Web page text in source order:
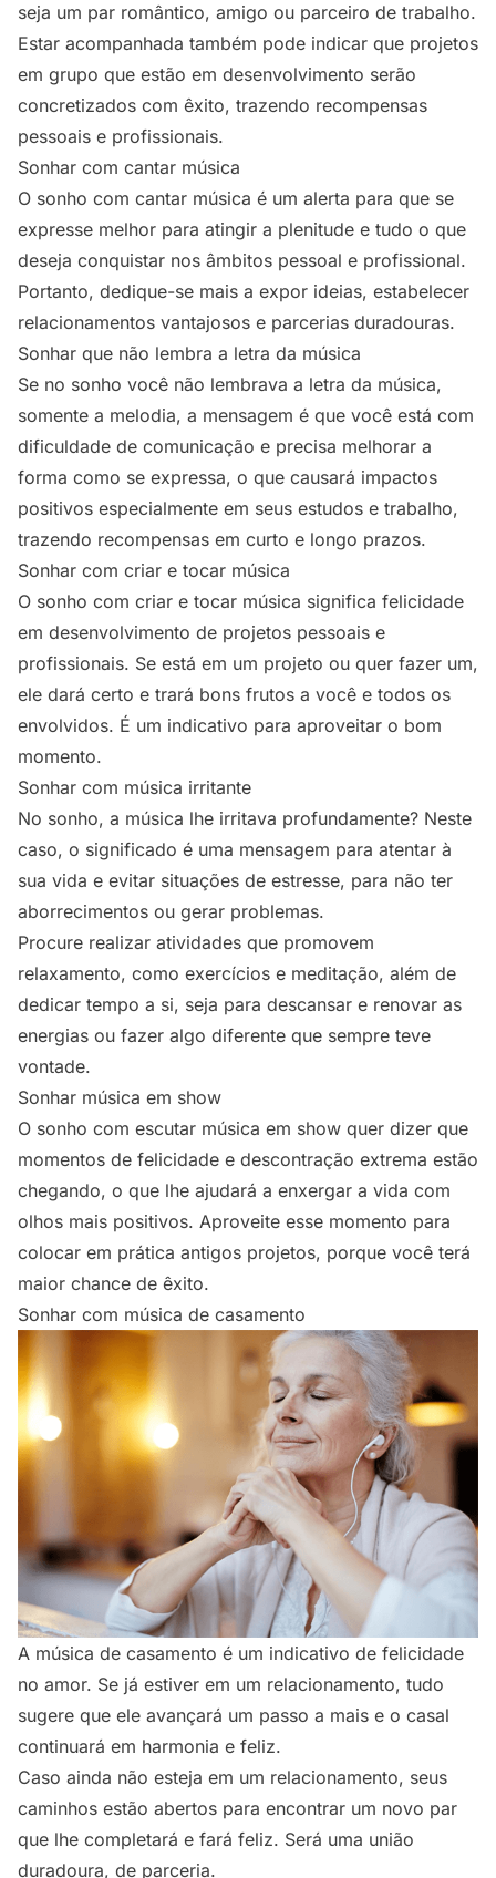
seja um par romântico, amigo ou parceiro de trabalho.
Estar acompanhada também pode indicar que projetos
em grupo que estão em desenvolvimento serão
concretizados com êxito, trazendo recompensas
pessoais e profissionais.
Sonhar com cantar música
O sonho com cantar música é um alerta para que se
expresse melhor para atingir a plenitude e tudo o que
deseja conquistar nos âmbitos pessoal e profissional.
Portanto, dedique-se mais a expor ideias, estabelecer
relacionamentos vantajosos e parcerias duradouras.
Sonhar que não lembra a letra da música
Se no sonho você não lembrava a letra da música,
somente a melodia, a mensagem é que você está com
dificuldade de comunicação e precisa melhorar a
forma como se expressa, o que causará impactos
positivos especialmente em seus estudos e trabalho,
trazendo recompensas em curto e longo prazos.
Sonhar com criar e tocar música
O sonho com criar e tocar música significa felicidade
em desenvolvimento de projetos pessoais e
profissionais. Se está em um projeto ou quer fazer um,
ele dará certo e trará bons frutos a você e todos os
envolvidos. É um indicativo para aproveitar o bom
momento.
Sonhar com música irritante
No sonho, a música lhe irritava profundamente? Neste
caso, o significado é uma mensagem para atentar à
sua vida e evitar situações de estresse, para não ter
aborrecimentos ou gerar problemas.
Procure realizar atividades que promovem
relaxamento, como exercícios e meditação, além de
dedicar tempo a si, seja para descansar e renovar as
energias ou fazer algo diferente que sempre teve
vontade.
Sonhar música em show
O sonho com escutar música em show quer dizer que
momentos de felicidade e descontração extrema estão
chegando, o que lhe ajudará a enxergar a vida com
olhos mais positivos. Aproveite esse momento para
colocar em prática antigos projetos, porque você terá
maior chance de êxito.
Sonhar com música de casamento
A música de casamento é um indicativo de felicidade
no amor. Se já estiver em um relacionamento, tudo
sugere que ele avançará um passo a mais e o casal
continuará em harmonia e feliz.
Caso ainda não esteja em um relacionamento, seus
caminhos estão abertos para encontrar um novo par
que lhe completará e fará feliz. Será uma união
duradoura, de parceria.